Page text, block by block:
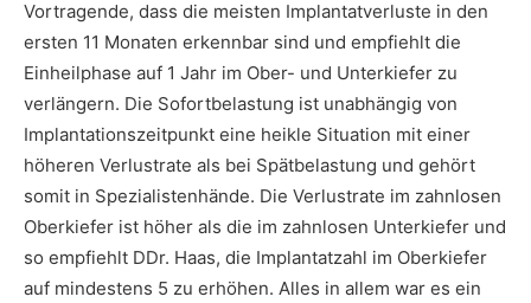
Vortragende, dass die meisten Implantatverluste in den
ersten 11 Monaten erkennbar sind und empfiehlt die
Einheilphase auf 1 Jahr im Ober- und Unterkiefer zu
verlängern. Die Sofortbelastung ist unabhängig von
Implantationszeitpunkt eine heikle Situation mit einer
höheren Verlustrate als bei Spätbelastung und gehört
somit in Spezialistenhände. Die Verlustrate im zahnlosen
Oberkiefer ist höher als die im zahnlosen Unterkiefer und
so empfiehlt DDr. Haas, die Implantatzahl im Oberkiefer
auf mindestens 5 zu erhöhen. Alles in allem war es ein